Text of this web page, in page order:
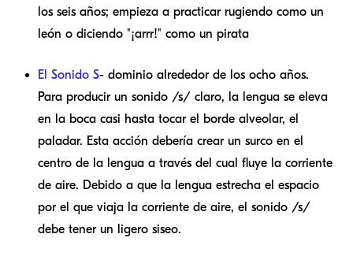
los seis años; empieza a practicar rugiendo como un
león o diciendo "¡arrr!" como un pirata
El Sonido S- dominio alrededor de los ocho años.
Para producir un sonido /s/ claro, la lengua se eleva
en la boca casi hasta tocar el borde alveolar, el
paladar. Esta acción debería crear un surco en el
centro de la lengua a través del cual fluye la corriente
de aire. Debido a que la lengua estrecha el espacio
por el que viaja la corriente de aire, el sonido /s/
debe tener un ligero siseo.